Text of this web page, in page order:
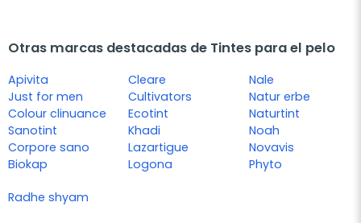
Otras marcas destacadas de Tintes para el pelo
Apivita
Just for men
Colour clinuance
Sanotint
Corpore sano
Biokap
Cleare
Cultivators
Ecotint
Khadi
Lazartigue
Logona
Nale
Natur erbe
Naturtint
Noah
Novavis
Phyto
Radhe shyam